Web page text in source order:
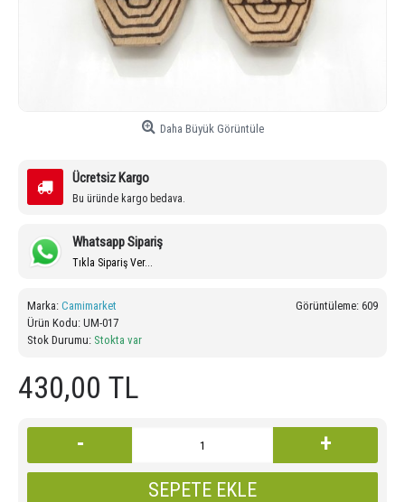
Daha Büyük Görüntüle
Ücretsiz Kargo
Bu üründe kargo bedava.
Whatsapp Sipariş
Tıkla Sipariş Ver...
Görüntüleme: 609
Marka: Camimarket
Ürün Kodu: UM-017
Stok Durumu: Stokta var
430,00 TL
- +
SEPETE EKLE